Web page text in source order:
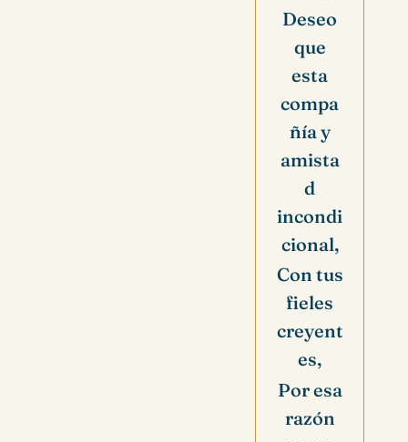
Deseo
que
esta
compa
ñía y
amista
d
incondi
cional,
Con tus
fieles
creyent
es,
Por esa
razón